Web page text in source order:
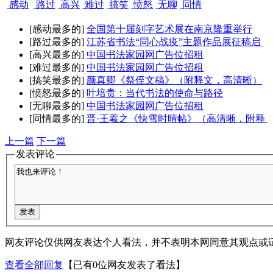
感动 路过 高兴 难过 搞笑 愤怒 无聊 同情
[感动最多的] 全国第十届刻字艺术展在南京隆重举行
[路过最多的] 江苏省书法“同心战疫”主题作品展征稿启
[高兴最多的] 中国书法家园网广告位招租
[难过最多的] 中国书法家园网广告位招租
[搞笑最多的] 颜真卿《祭侄文稿》（附释文，高清晰）
[愤怒最多的] 叶培贵：当代书法的使命与路径
[无聊最多的] 中国书法家园网广告位招租
[同情最多的] 晋·王羲之《快雪时晴帖》（高清晰，附释
上一篇 下一篇
发表评论
网友评论仅供网友表达个人看法，并不表明本网同意其观点或
查看全部回复 【已有0位网友发表了看法】